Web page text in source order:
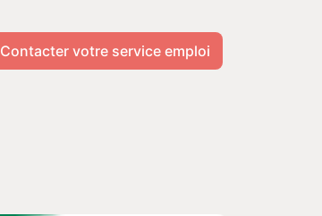
Contacter votre service emploi